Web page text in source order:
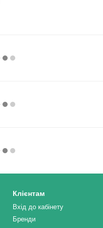
Клієнтам
Вхід до кабінету
Бренди